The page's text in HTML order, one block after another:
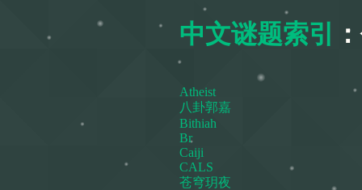
中文谜题索引
Atheist
八卦郭嘉
Bithiah
Br
Caiji
CALS
苍穹玥夜